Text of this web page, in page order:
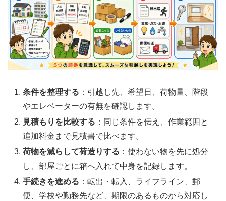
条件を整理する ：引越し先、希望日、荷物量、階段
やエレベーターの有無を確認します。
見積もりを比較する ：同じ条件を伝え、作業範囲と
追加料金まで見積書で比べます。
荷物を減らして荷造りする ：使わない物を先に処分
し、部屋ごとに箱へ入れて中身を記録します。
手続きを進める ：転出・転入、ライフライン、郵
便、学校や勤務先など、期限のあるものから対応し